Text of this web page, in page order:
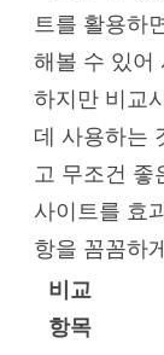
트를 활용하
해볼 수 있어
하지만 비교
데 사용하는
고 무조건 좋
사이트를 효
항을 꼼꼼하
비교
항목